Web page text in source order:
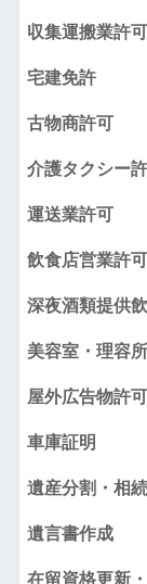
収集運搬業許可
宅建免許
古物商許可
介護タクシー
運送業許可
飲食店営業許可
深夜酒類提供
美容室・理容
屋外広告物許可
車庫証明
遺産分割・相続
遺言書作成
在留資格更新